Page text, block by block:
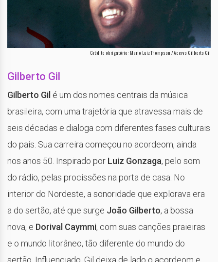
Crédito obrigatório: Mario Luiz Thompson / Acervo Gilberto Gil
Gilberto Gil
Gilberto Gil é um dos nomes centrais da música
brasileira, com uma trajetória que atravessa mais de
seis décadas e dialoga com diferentes fases culturais
do país. Sua carreira começou no acordeom, ainda
nos anos 50. Inspirado por Luiz Gonzaga, pelo som
do rádio, pelas procissões na porta de casa. No
interior do Nordeste, a sonoridade que explorava era
a do sertão, até que surge João Gilberto, a bossa
nova, e Dorival Caymmi, com suas canções praieiras
e o mundo litorâneo, tão diferente do mundo do